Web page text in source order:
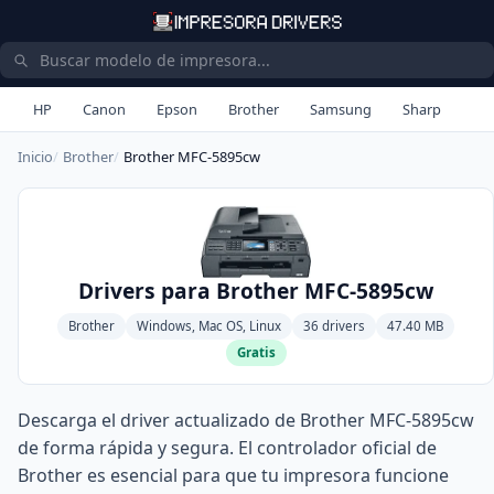
HP Canon Epson Brother Samsung Sharp
Inicio Brother Brother MFC-5895cw
Drivers para Brother MFC-5895cw
Brother Windows, Mac OS, Linux 36 drivers
47.40 MB
Gratis
Descarga el driver actualizado de Brother MFC-5895cw
de forma rápida y segura. El controlador oficial de
Brother es esencial para que tu impresora funcione